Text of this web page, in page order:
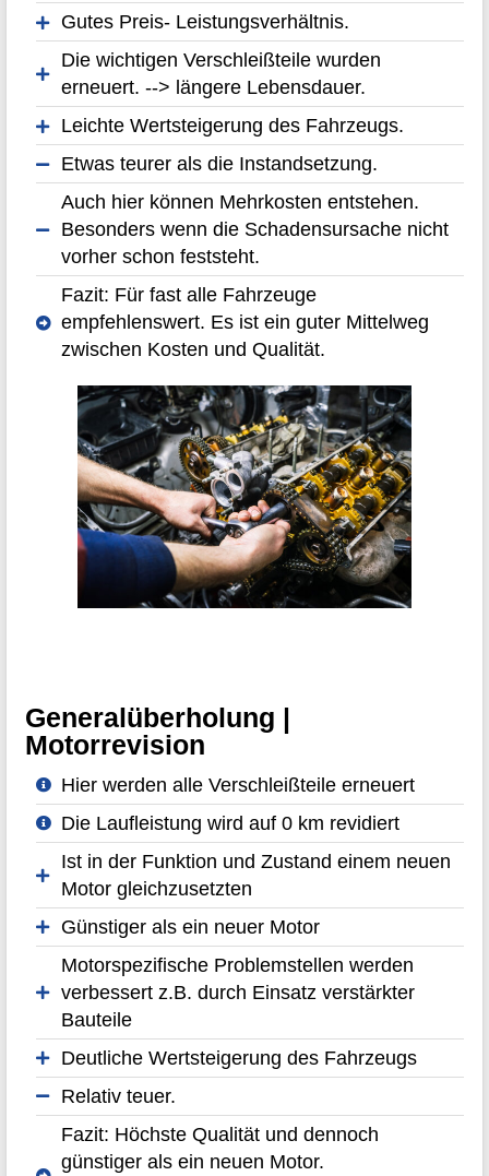
Gutes Preis- Leistungsverhältnis.
Die wichtigen Verschleißteile wurden
erneuert. --> längere Lebensdauer.
Leichte Wertsteigerung des Fahrzeugs.
Etwas teurer als die Instandsetzung.
Auch hier können Mehrkosten entstehen.
Besonders wenn die Schadensursache nicht
vorher schon feststeht.
Fazit: Für fast alle Fahrzeuge
empfehlenswert. Es ist ein guter Mittelweg
zwischen Kosten und Qualität.
Generalüberholung |
Motorrevision
Hier werden alle Verschleißteile erneuert
Die Laufleistung wird auf 0 km revidiert
Ist in der Funktion und Zustand einem neuen
Motor gleichzusetzten
Günstiger als ein neuer Motor
Motorspezifische Problemstellen werden
verbessert z.B. durch Einsatz verstärkter
Bauteile
Deutliche Wertsteigerung des Fahrzeugs
Relativ teuer.
Fazit: Höchste Qualität und dennoch
günstiger als ein neuen Motor.